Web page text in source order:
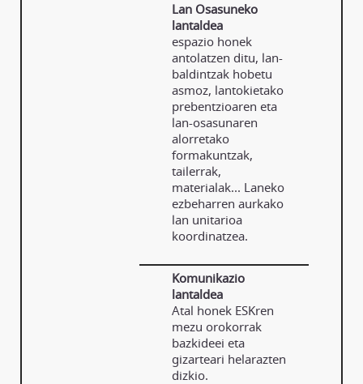
Lan Osasuneko
lantaldea
espazio honek
antolatzen ditu, lan-
baldintzak hobetu
asmoz, lantokietako
prebentzioaren eta
lan-osasunaren
alorretako
formakuntzak,
tailerrak,
materialak... Laneko
ezbeharren aurkako
lan unitarioa
koordinatzea.
Komunikazio
lantaldea
Atal honek ESKren
mezu orokorrak
bazkideei eta
gizarteari helarazten
dizkio.